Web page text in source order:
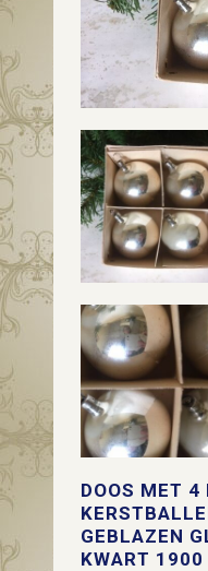
DOOS MET 4
GEBLAZEN
KWART 1900